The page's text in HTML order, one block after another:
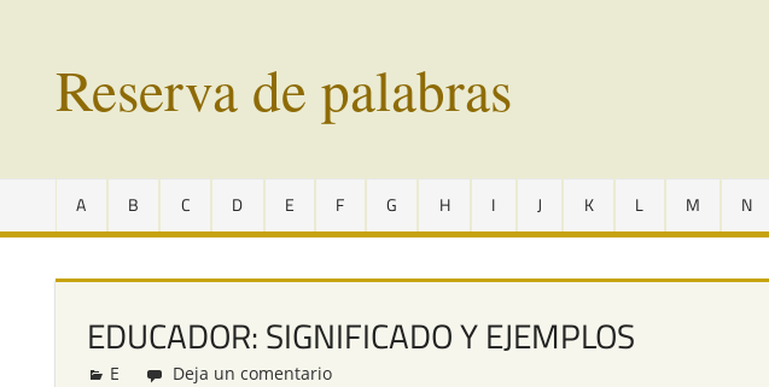
contenidoReserva de palabras
en
vías
extinción
todo
A B C D E F G H I J K L M N
EDUCADOR: SIGNIFICADO Y EJEMPLOS
Redacción
E Deja un comentario